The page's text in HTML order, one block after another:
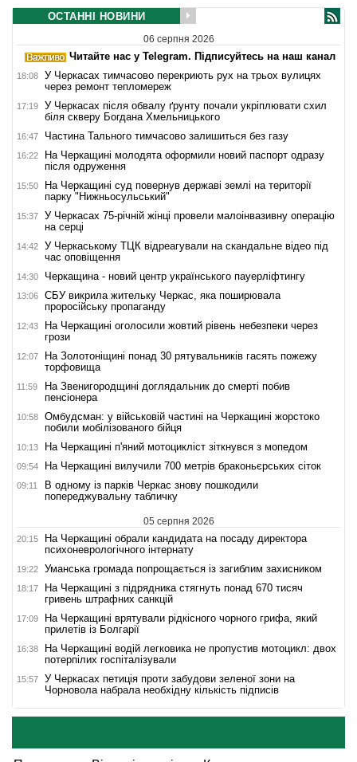
ОСТАННІ НОВИНИ
06 серпня 2026
Читайте нас у Telegram. Підписуйтесь на наш канал
18:08
У Черкасах тимчасово перекриють рух на трьох вулицях
через ремонт тепломереж
17:19
У Черкасах після обвалу ґрунту почали укріплювати схил
біля скверу Богдана Хмельницького
16:47 Частина Тального тимчасово залишиться без газу
16:22
На Черкащині молодята оформили новий паспорт одразу
після одруження
15:50
На Черкащині суд повернув державі землі на території
парку "Нижньосульський"
15:37
У Черкасах 75-річній жінці провели малоінвазивну операцію
на серці
14:42
У Черкаському ТЦК відреагували на скандальне відео під
час оповіщення
14:30 Черкащина - новий центр українського пауерліфтингу
13:06
СБУ викрила жительку Черкас, яка поширювала
проросійську пропаганду
12:43
На Черкащині оголосили жовтий рівень небезпеки через
грози
12:07
На Золотоніщині понад 30 рятувальників гасять пожежу
торфовища
11:59
На Звенигородщині доглядальник до смерті побив
пенсіонера
10:58
Омбудсман: у військовій частині на Черкащині жорстоко
побили мобілізованого бійця
10:13 На Черкащині п'яний мотоцикліст зіткнувся з мопедом
09:54 На Черкащині вилучили 700 метрів браконьєрських сіток
09:11
В одному із парків Черкас знову пошкодили
попереджувальну табличку
05 серпня 2026
20:15
На Черкащині обрали кандидата на посаду директора
психоневрологічного інтернату
19:22 Уманська громада попрощається із загиблим захисником
18:17
На Черкащині з підрядника стягнуть понад 670 тисяч
гривень штрафних санкцій
17:09
На Черкащині врятували рідкісного чорного грифа, який
прилетів із Болгарії
16:38
На Черкащині водій легковика не пропустив мотоцикл: двох
потерпілих госпіталізували
15:57
У Черкасах петиція проти забудови зеленої зони на
Чорновола набрала необхідну кількість підписів